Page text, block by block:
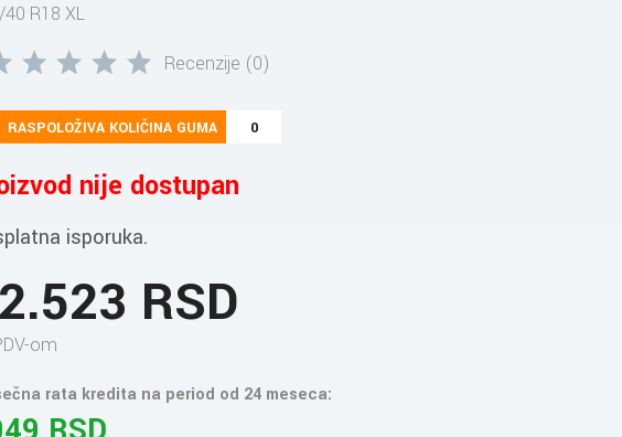
R18 XL
Recenzije (0)
RASPOLOŽIVA KOLIČINA GUMA 0
nije dostupan
isporuka.
RSD
om
rata kredita na period od 24 meseca: